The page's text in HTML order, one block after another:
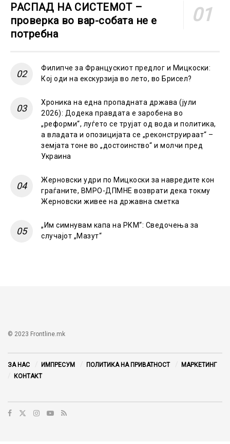
РАСПАД НА СИСТЕМОТ –
проверка во вар-собата не е
потребна
Филипче за Францускиот предлог и Мицкоски:
Кој оди на екскурзија во лето, во Брисел?
Хроника на една пропадната држава (јули
2026): Додека правдата е заробена во
„реформи“, луѓето се трујат од вода и политика,
а владата и опозицијата се „реконструираат“ –
земјата тоне во „достоинство“ и молчи пред
Украина
Жерновски удри по Мицкоски за навредите кон
граѓаните, ВМРО-ДПМНЕ возврати дека токму
Жерновски живее на државна сметка
„Им симнувам капа на РКМ“: Сведочења за
случајот „Мазут“
© 2023 Frontline.mk
ЗА НАС ИМПРЕСУМ ПОЛИТИКА НА ПРИВАТНОСТ
МАРКЕТИНГ
КОНТАКТ